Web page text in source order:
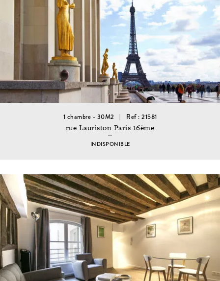
1 chambre - 30M2 Ref : 21581
rue Lauriston Paris 16ème
INDISPONIBLE